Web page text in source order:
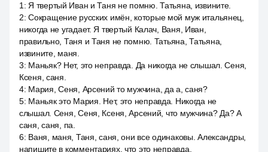
1 : Я твертый Иван и Таня не помню. Татьяна, извините.
2:Сокращение русских имён, которые мой муж итальянец,
никогда не угадает. Я твертый Калач, Ваня, Иван,
правильно, Таня и Таня не помню. Татьяна, Татьяна,
извините, маня.
3: Маньяк? Нет, это неправда. Да никогда не слышал. Сеня,
Ксеня, саня.
4: Мария, Сеня, Арсений то мужчина, да а, саня?
5: Маньяк это Мария. Нет, это неправда. Никогда не
слышал. Сеня, Сеня, Ксеня, Арсений, что мужчина? Да? А
саня, саня, па.
6: Ваня, маня, Таня, саня, они все одинаковы. Александры,
напишите в комментариях, что это неправда.